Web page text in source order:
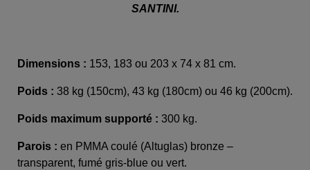
SANTINI.
Dimensions : 153, 183 ou 203 x 74 x 81 cm.
Poids : 38 kg (150cm), 43 kg (180cm) ou 46 kg (200cm).
Poids maximum supporté : 300 kg.
Parois : en PMMA coulé (Altuglas) bronze –
transparent, fumé gris-blue ou vert.